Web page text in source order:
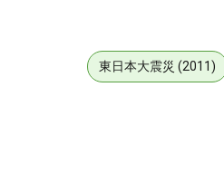
東日本大震災 (2011)